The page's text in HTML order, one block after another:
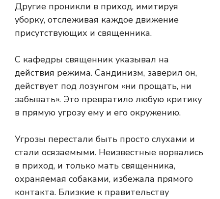
Другие проникли в приход, имитируя
уборку, отслеживая каждое движение
присутствующих и священника.
С кафедры священник указывал на
действия режима. Сандинизм, заверил он,
действует под лозунгом «ни прощать, ни
забывать». Это превратило любую критику
в прямую угрозу ему и его окружению.
Угрозы перестали быть просто слухами и
стали осязаемыми. Неизвестные ворвались
в приход, и только мать священника,
охраняемая собаками, избежала прямого
контакта. Близкие к правительству